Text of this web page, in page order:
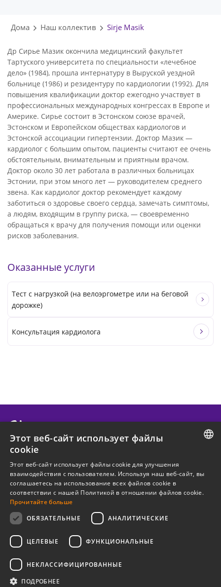
Дома Наш коллектив Sirje Masik
Др Сирье Мазик окончила медицинский факультет
Тартуского университета по специальности «лечебное
дело» (1984), прошла интернатуру в Выруской уездной
больнице (1986) и резидентуру по кардиологии (1992). Для
повышения квалификации доктор ежегодно участвует в
профессиональных международных конгрессах в Европе и
Америке. Сирье состоит в Эстонском союзе врачей,
Эстонском и Европейском обществах кардиологов и
Эстонской ассоциации гипертензии. Доктор Мазик —
кардиолог с большим опытом, пациенты считают ее очень
обстоятельным, внимательным и приятным врачом.
Доктор около 30 лет работала в различных больницах
Эстонии, при этом много лет — руководителем среднего
звена. Как кардиолог доктор рекомендует каждому
заботиться о здоровье своего сердца, замечать симптомы,
а людям, входящим в группу риска, — своевременно
обращаться к врачу для получения помощи или оценки
рисков заболевания.
Оказанные услуги
Тест с нагрузкой (на велоэргометре или на беговой
дорожке)
Консультация кардиолога
О КОНФИДО
ПОЛЕЗНЫЙ
ЛЕГАЛЬНАЯ ИНФОРМАЦИЯ
ENGLISH
RUSSIAN
Этот веб-сайт использует файлы
cookie
Этот веб-сайт использует файлы cookie для улучшения
взаимодействия с пользователем. Используя наш веб-сайт, вы
соглашаетесь на использование всех файлов cookie в
соответствии с нашей Политикой в ​​отношении файлов cookie.
Прочитайте больше
ОБЯЗАТЕЛЬНЫЕ
АНАЛИТИЧЕСКИЕ
ЦЕЛЕВЫЕ ФУНКЦИОНАЛЬНЫЕ
НЕКЛАССИФИЦИРОВАННЫЕ
ПОДРОБНЕЕ